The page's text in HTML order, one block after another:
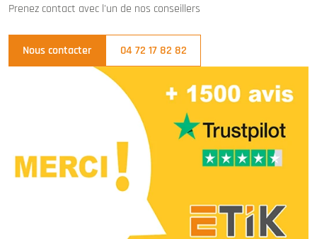
Prenez contact avec l'un de nos conseillers
Nous contacter 04 72 17 82 82